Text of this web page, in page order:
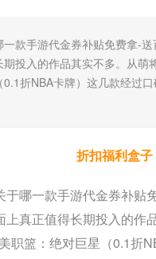
款手游代金券补贴免费拿-
投入的作品其实不多。从
折NBA卡牌）这几款经过
折扣福利盒子
于哪一款手游代金券补贴
真正值得长期投入的
职篮：绝对巨星（0.1折